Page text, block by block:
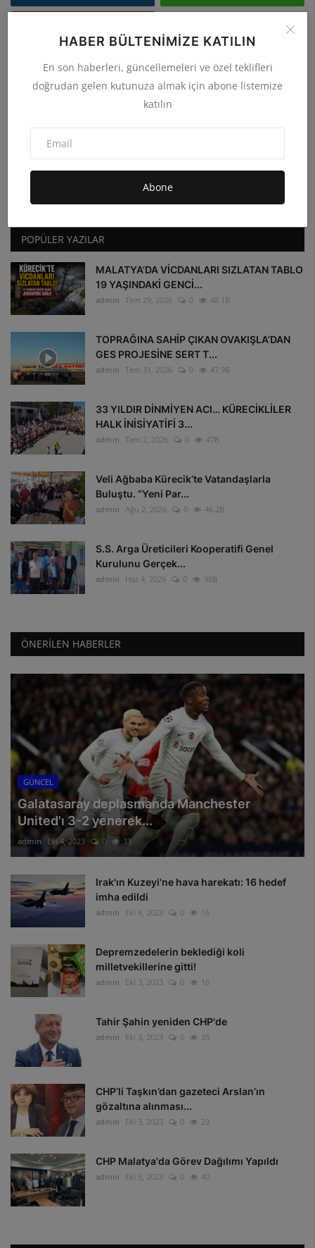
HABER BÜLTENIMIZE KATILIN
En son haberleri, güncellemeleri ve özel teklifleri
doğrudan gelen kutunuza almak için abone listemize
katılın
Abone
POPÜLER YAZILAR
MALATYA’DA VİCDANLARI SIZLATAN TABLO
19 YAŞINDAKİ GENCİ...
admin Tem 29, 2026 0 48.1B
TOPRAĞINA SAHİP ÇIKAN OVAKIŞLA’DAN
GES PROJESİNE SERT T...
admin Tem 31, 2026 0 47.9B
33 YILDIR DİNMİYEN ACI… KÜRECİKLİLER
HALK İNİSİYATİFİ 3...
admin Tem 2, 2026 0 47B
Veli Ağbaba Kürecik’te Vatandaşlarla
Buluştu. “Yeni Par...
admin Ağu 2, 2026 0 46.2B
S.S. Arga Üreticileri Kooperatifi Genel
Kurulunu Gerçek...
admin Haz 4, 2026 0 38B
ÖNERILEN HABERLER
GÜNCEL
Galatasaray deplasmanda Manchester
United'ı 3-2 yenerek...
admin Eki 4, 2023 0 33
Irak'ın Kuzeyi'ne hava harekatı: 16 hedef
imha edildi
admin Eki 4, 2023 0 16
Depremzedelerin beklediği koli
milletvekillerine gitti!
admin Eki 3, 2023 0 16
Tahir Şahin yeniden CHP'de
admin Eki 3, 2023 0 35
CHP’li Taşkın’dan gazeteci Arslan’ın
gözaltına alınması...
admin Eki 3, 2023 0 23
CHP Malatya'da Görev Dağılımı Yapıldı
admin Eki 3, 2023 0 40